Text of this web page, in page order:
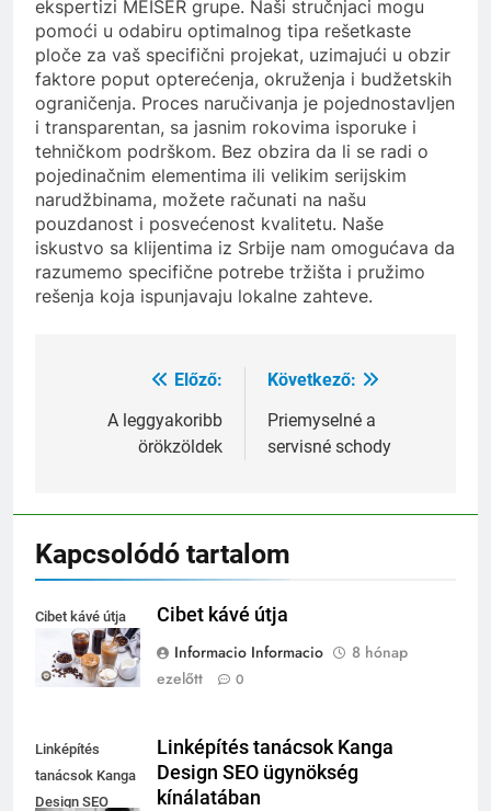
ekspertizi MEISER grupe. Naši stručnjaci mogu
pomoći u odabiru optimalnog tipa rešetkaste
ploče za vaš specifični projekat, uzimajući u obzir
faktore poput opterećenja, okruženja i budžetskih
ograničenja. Proces naručivanja je pojednostavljen
i transparentan, sa jasnim rokovima isporuke i
tehničkom podrškom. Bez obzira da li se radi o
pojedinačnim elementima ili velikim serijskim
narudžbinama, možete računati na našu
pouzdanost i posvećenost kvalitetu. Naše
iskustvo sa klijentima iz Srbije nam omogućava da
razumemo specifične potrebe tržišta i pružimo
rešenja koja ispunjavaju lokalne zahteve.
Bejegyzés
navigáció
Előző:
A leggyakoribb
örökzöldek
Következő:
Priemyselné a
servisné schody
Kapcsolódó tartalom
Cibet kávé útja
Cibet kávé útja
Informacio Informacio
8 hónap
ezelőtt
0
Linképítés
tanácsok Kanga
Design SEO
Linképítés tanácsok Kanga
Design SEO ügynökség
kínálatában